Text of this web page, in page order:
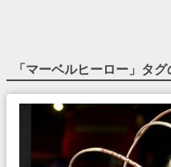
「マーベルヒーロー 」タ